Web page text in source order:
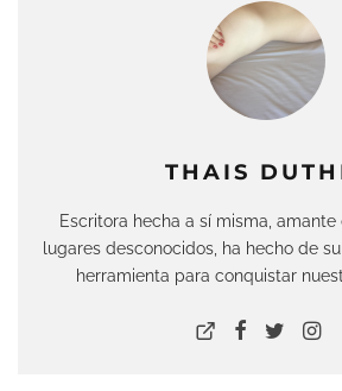
THAIS
Escritora hecha a sí misma,
lugares desconocidos, ha hecho de
herramienta para conquistar